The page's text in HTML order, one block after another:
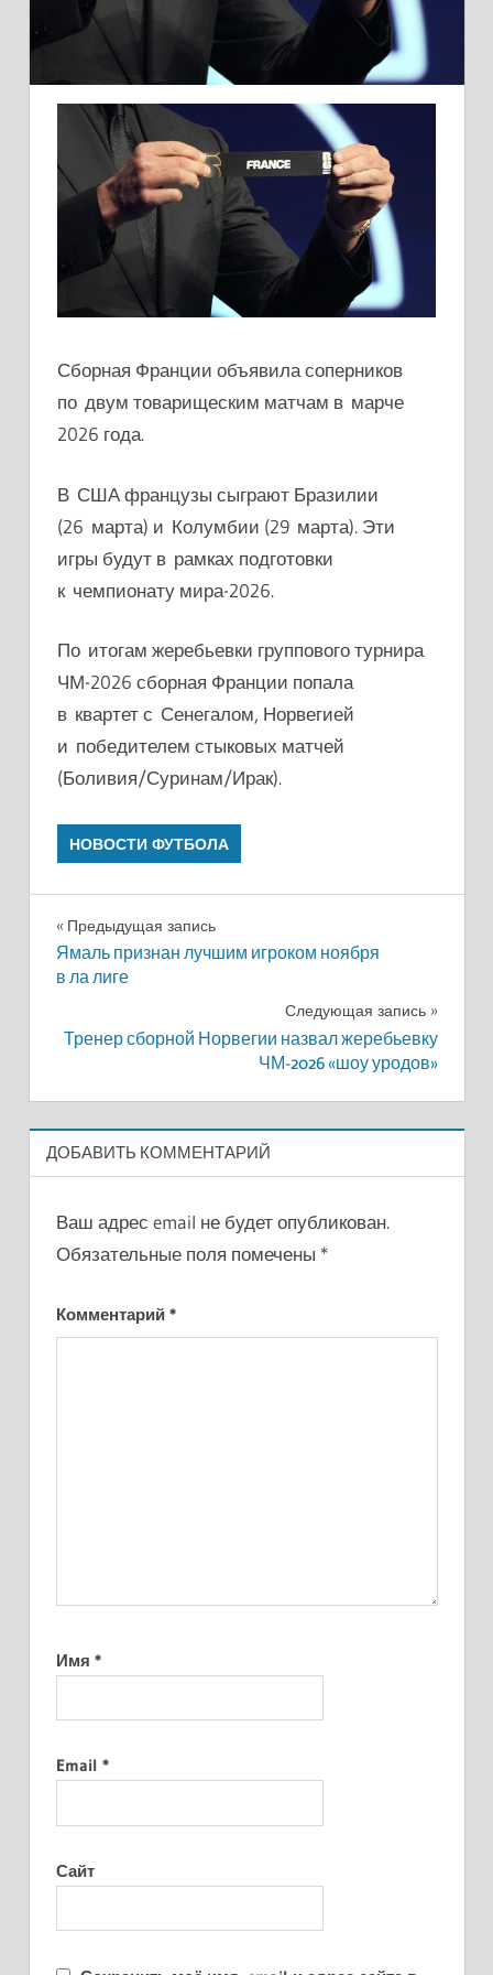
Сборная Франции объявила соперников
по двум товарищеским матчам в марче
2026 года.
В США французы сыграют Бразилии
(26 марта) и Колумбии (29 марта). Эти
игры будут в рамках подготовки
к чемпионату мира-2026.
По итогам жеребьевки группового турнира
ЧМ-2026 сборная Франции попала
в квартет с Сенегалом, Норвегией
и победителем стыковых матчей
(Боливия/Суринам/Ирак).
НОВОСТИ ФУТБОЛА
Навигация
по
Предыдущая запись
Ямаль признан лучшим игроком ноября
в ла лиге
Следующая запись
Тренер сборной Норвегии назвал жеребьевку
ЧМ-2026 «шоу уродов»
ДОБАВИТЬ КОММЕНТАРИЙ
Ваш адрес email не будет опубликован.
Обязательные поля помечены *
Комментарий *
Имя *
Email *
Сайт